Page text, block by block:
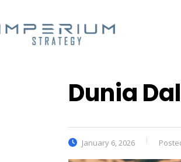
Dunia
January 6, 2026